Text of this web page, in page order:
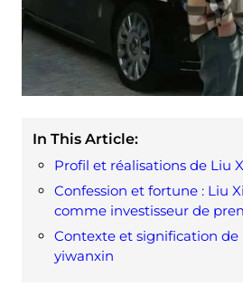
In This Article:
Profil et réalisations de Liu
Confession et fortune : Liu
comme investisseur de
Contexte et signification de
yiwanxin